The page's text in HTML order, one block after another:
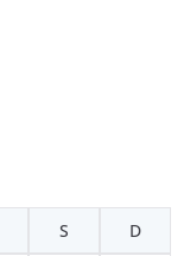
S D